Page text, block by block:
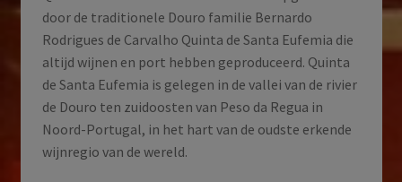
door de traditionele Douro familie Bernardo
Rodrigues de Carvalho Quinta de Santa Eufemia die
altijd wijnen en port hebben geproduceerd. Quinta
de Santa Eufemia is gelegen in de vallei van de rivier
de Douro ten zuidoosten van Peso da Regua in
Noord-Portugal, in het hart van de oudste erkende
wijnregio van de wereld.